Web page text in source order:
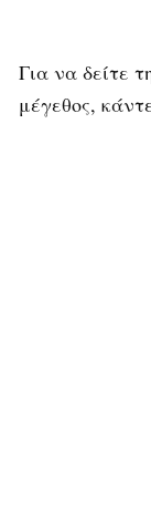
Για να δείτε
μέγεθος,